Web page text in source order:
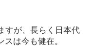
すが、長らく日本代
は今も健在。